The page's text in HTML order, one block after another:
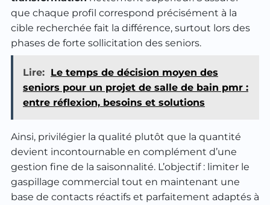
que chaque profil correspond précisément à la
cible recherchée fait la différence, surtout lors des
phases de forte sollicitation des seniors.
Lire: Le temps de décision moyen des
seniors pour un projet de salle de bain pmr :
entre réflexion, besoins et solutions
Ainsi, privilégier la qualité plutôt que la quantité
devient incontournable en complément d’une
gestion fine de la saisonnalité. L’objectif : limiter le
gaspillage commercial tout en maintenant une
base de contacts réactifs et parfaitement adaptés à